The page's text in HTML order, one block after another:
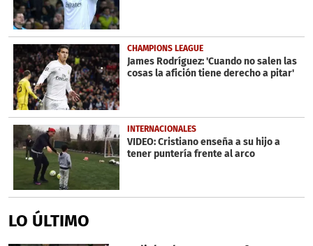
CHAMPIONS LEAGUE
James Rodríguez: 'Cuando no salen las
cosas la afición tiene derecho a pitar'
INTERNACIONALES
VIDEO: Cristiano enseña a su hijo a
tener puntería frente al arco
LO ÚLTIMO